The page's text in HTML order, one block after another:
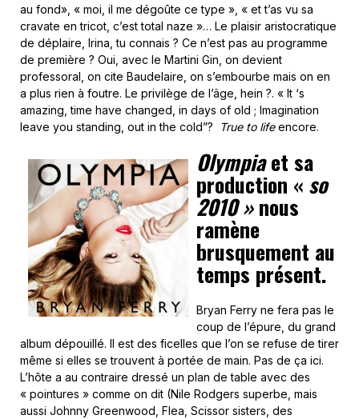
au fond», « moi, il me dégoûte ce type », « et t’as vu sa
cravate en tricot, c’est total naze »… Le plaisir aristocratique
de déplaire, Irina, tu connais ? Ce n’est pas au programme
de première ? Oui, avec le Martini Gin, on devient
professoral, on cite Baudelaire, on s’embourbe mais on en
a plus rien à foutre. Le privilège de l’âge, hein ?. « It ‘s
amazing, time have changed, in days of old ; Imagination
leave you standing, out in the cold”?
True to lifeencore.
Olympiaet sa
production « so
2010 »nous
ramène
brusquement au
temps présent.
Bryan Ferry ne fera pas le
coup de l’épure, du grand
album dépouillé. Il est des ficelles que l’on se refuse de tirer
même si elles se trouvent à portée de main. Pas de ça ici.
L’hôte a au contraire dressé un plan de table avec des
« pointures » comme on dit (Nile Rodgers superbe, mais
aussi Johnny Greenwood, Flea, Scissor sisters, des